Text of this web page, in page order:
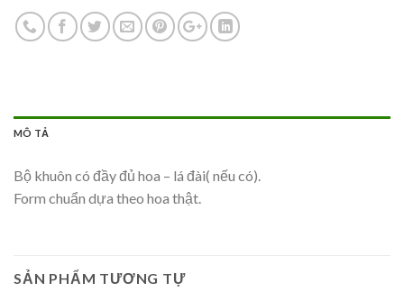
MÔ TẢ
Bộ khuôn có đầy đủ hoa – lá đài( nếu có).
Form chuẩn dựa theo hoa thật.
SẢN PHẨM TƯƠNG TỰ